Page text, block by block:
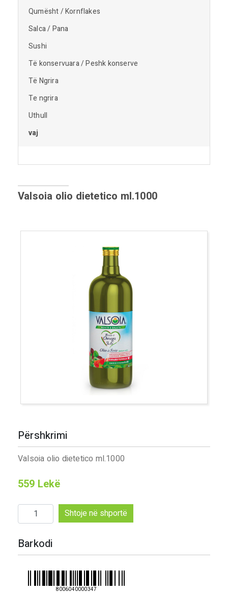
Qumësht / Kornflakes
Salca / Pana
Sushi
Të konservuara / Peshk konserve
Të Ngrira
Te ngrira
Uthull
vaj
Valsoia olio dietetico ml.1000
Përshkrimi
Valsoia olio dietetico ml.1000
559 Lekë
Sasi
Valsoia
dietetico
ml.1000
Shtoje në shportë
Barkodi
8006040000347